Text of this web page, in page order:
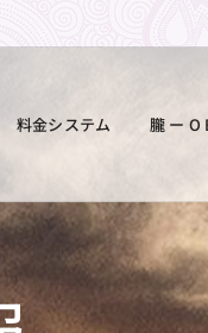
料金システム 朧 ー O